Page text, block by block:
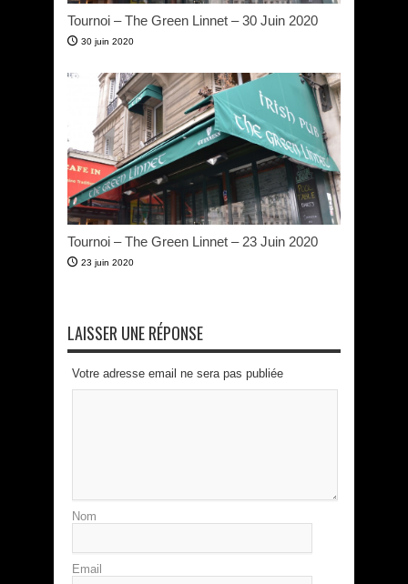
Tournoi – The Green Linnet – 30 Juin 2020
30 juin 2020
Tournoi – The Green Linnet – 23 Juin 2020
23 juin 2020
LAISSER UNE RÉPONSE
Votre adresse email ne sera pas publiée
Nom
Email